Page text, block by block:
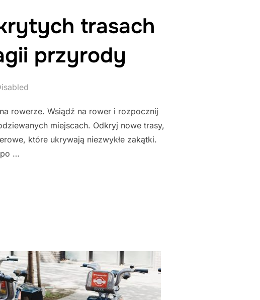
trasach
przyrody
rowerze. Wsiądź na rower i rozpocznij
miejscach. Odkryj nowe trasy,
które ukrywają niezwykłe zakątki.
po …